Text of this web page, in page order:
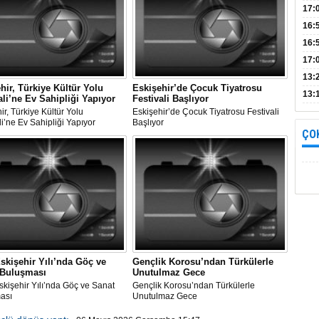
Türkiye Kültür Yolu
Ev Sahipliği Yapıyor
Türkiye Kültür Yolu
Ev Sahipliği Yapıyor
Eskişehir’de Çocuk Tiyatrosu
Festivali Başlıyor
Eskişehir’de Çocuk Tiyatrosu Festivali
Başlıyor
Yılı’nda Göç ve
Yılı’nda Göç ve Sanat
Gençlik Korosu’ndan Türkülerle
Unutulmaz Gece
Gençlik Korosu’ndan Türkülerle
Unutulmaz Gece